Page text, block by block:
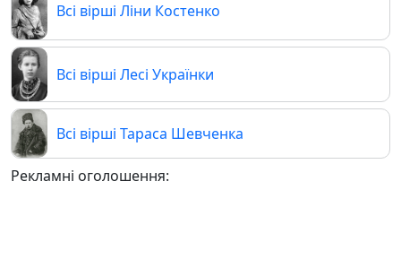
Всі вірші Ліни Костенко
Всі вірші Лесі Українки
Всі вірші Тараса Шевченка
Рекламні оголошення: